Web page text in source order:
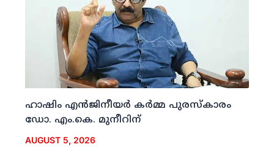
ഹാഷിം എന്‍ജിനീയര്‍ കര്‍മ്മ പുരസ്‌കാരം
ഡോ. എം.കെ. മുനീറിന്
AUGUST 5, 2026